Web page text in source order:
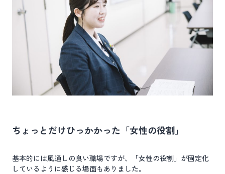
ちょっとだけひっかかった「女性の役割」
基本的には風通しの良い職場ですが、「女性の役割」が固定化
しているように感じる場面もありました。